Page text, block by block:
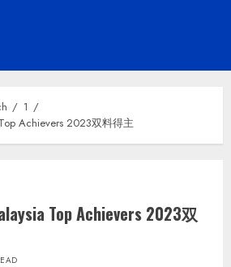
1
Achievers 2023双料得主
Top Achievers 2023双